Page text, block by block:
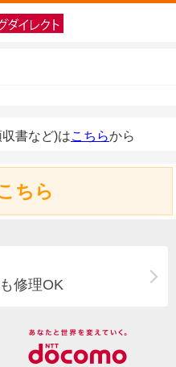
書など)はこちらから
ちら
修理OK